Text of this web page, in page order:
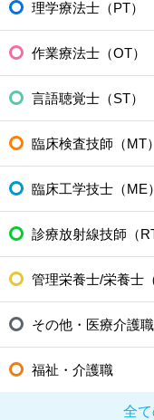
理学療法士（PT）
作業療法士（OT）
言語聴覚士（ST）
臨床検査技師（MT）
臨床工学技士（ME）
診療放射線技師（
管理栄養士/栄養士
その他・医療介護職
福祉・介護職
全